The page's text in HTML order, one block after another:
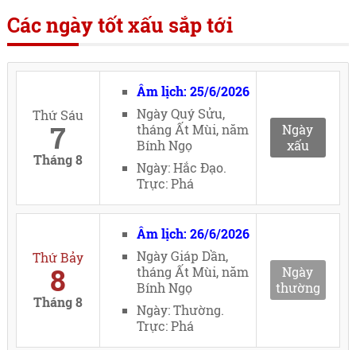
Các ngày tốt xấu sắp tới
Thứ Sáu
7
Tháng 8
Âm lịch: 25/6/2026
Ngày Quý Sửu,
tháng Ất Mùi, năm
Bính Ngọ
Ngày: Hắc Đạo.
Trực: Phá
Ngày
xấu
Thứ Bảy
8
Tháng 8
Âm lịch: 26/6/2026
Ngày Giáp Dần,
tháng Ất Mùi, năm
Bính Ngọ
Ngày: Thường.
Trực: Phá
Ngày
thường